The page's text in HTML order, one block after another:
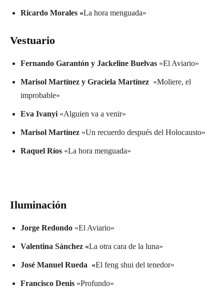
Ricardo Morales «La hora menguada»
Vestuario
Fernando Garantón y Jackeline Buelvas «El Aviario»
Marisol Martínez y Graciela Martínez «Moliere, el
improbable»
Eva Ivanyi «Alguien va a venir»
Marisol Martínez «Un recuerdo después del Holocausto»
Raquel Ríos «La hora menguada»
Iluminación
Jorge Redondo «El Aviario»
Valentina Sánchez «La otra cara de la luna»
José Manuel Rueda «El feng shui del tenedor»
Francisco Denis «Profundo»